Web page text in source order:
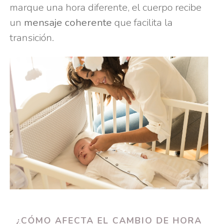
marque una hora diferente, el cuerpo recibe
un mensaje coherente que facilita la
transición.
¿CÓMO AFECTA EL CAMBIO DE HORA